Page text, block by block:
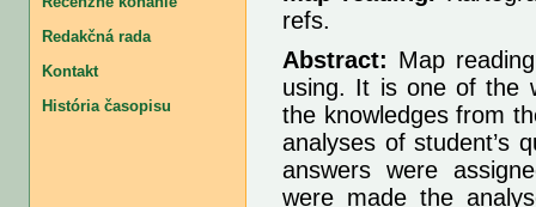
Redakčná rada
Kontakt
História časopisu
refs.
Abstract: Map
using. It is one of the
the knowledges from
analyses of student’s
answers were
were made the